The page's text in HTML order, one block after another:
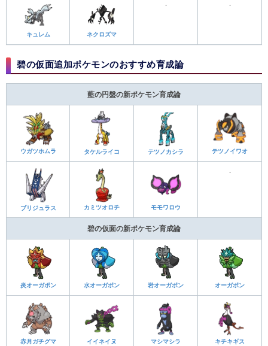
キュレム ネクロズマ
- -
碧の仮面追加ポケモンのおすすめ育成論
藍の円盤の新ポケモン育成論
ウガツホムラ タケルライコ テツノカシラ テツノイワオ
ブリジュラス カミツオロチ モモワロウ
-
碧の仮面の新ポケモン育成論
炎オーガポン 水オーガポン 岩オーガポン オーガポン
赤月ガチグマ イイネイヌ マシマシラ キチキギス